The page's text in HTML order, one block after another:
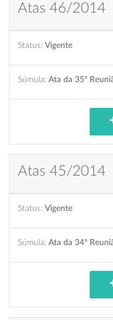
Atas 46/2014
Status: Vigente
Súmula: Ata da 35ª
Atas 45/2014
Status: Vigente
Súmula: Ata da 34ª